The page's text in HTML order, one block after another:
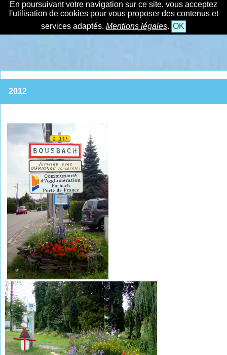
En poursuivant votre navigation sur ce site, vous acceptez
l'utilisation de cookies pour vous proposer des contenus et
services adaptés. Mentions légales. OK
2012